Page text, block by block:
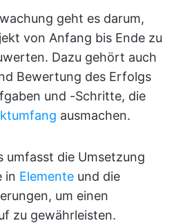
geht es darum,
von Anfang bis Ende zu
Dazu gehört auch
Bewertung des Erfolgs
und -Schritte, die
ausmachen.
umfasst die Umsetzung
in Elemente und die
um einen
zu gewährleisten.